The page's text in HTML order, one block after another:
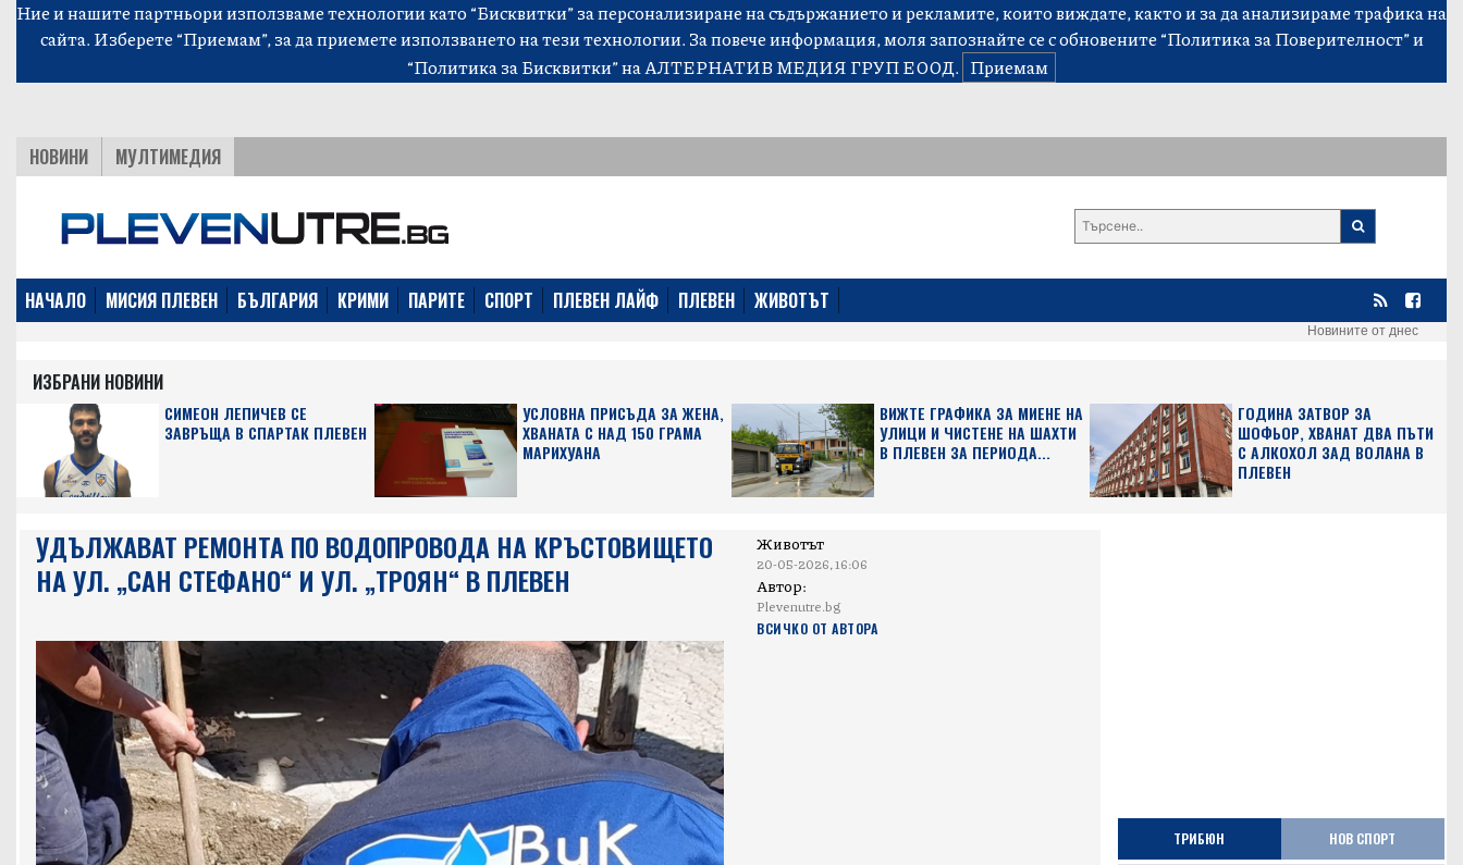
Ние и нашите партньори използваме технологии като “Бисквитки” за персонализиране на съдържанието и рекламите, които виждате, както и за да анализираме трафика на
сайта. Изберете “Приемам”, за да приемете използването на тези технологии. За повече информация, моля запознайте се с обновените“Политика за Поверителност”и
“Политика за Бисквитки”на АЛТЕРНАТИВ МЕДИЯ ГРУП ЕООД. Приемам
НОВИНИ МУЛТИМЕДИЯ
НАЧАЛО МИСИЯ ПЛЕВЕН БЪЛГАРИЯ КРИМИ ПАРИТЕ СПОРТ ПЛЕВЕН ЛАЙФ ПЛЕВЕН ЖИВОТЪТ
Новините от днес
ИЗБРАНИ НОВИНИ
СИМЕОН ЛЕПИЧЕВ СЕ
ЗАВРЪЩА В СПАРТАК ПЛЕВЕН
УСЛОВНА ПРИСЪДА ЗА ЖЕНА,
ХВАНАТА С НАД 150 ГРАМА
МАРИХУАНА
ВИЖТЕ ГРАФИКА ЗА МИЕНЕ НА
УЛИЦИ И ЧИСТЕНЕ НА ШАХТИ
В ПЛЕВЕН ЗА ПЕРИОДА...
ГОДИНА ЗАТВОР ЗА
ШОФЬОР, ХВАНАТ ДВА ПЪТИ
С АЛКОХОЛ ЗАД ВОЛАНА В
ПЛЕВЕН
УДЪЛЖАВАТ РЕМОНТА ПО ВОДОПРОВОДА НА КРЪСТОВИЩЕТО
НА УЛ. „САН СТЕФАНО“ И УЛ. „ТРОЯН“ В ПЛЕВЕН
Животът
20-05-2026, 16:06
Автор:
Plevenutre.bg
ВСИЧКО ОТ АВТОРА
ТРИБЮН НОВ СПОРТ